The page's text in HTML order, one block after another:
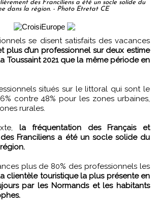
des Franciliens a été un socle solide du
dans la région. - Photo Etretat CE
plus d’un professionnel sur deux estime
Toussaint 2021 que la même période en
situés sur le littoral qui sont le
contre 48% pour les zones urbaines,
rurales.
la fréquentation des Français et
Franciliens a été un socle solide du
plus de 80% des professionnels les
clientèle touristique la plus présente en
par les Normands et les habitants